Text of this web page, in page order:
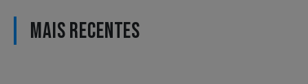
MAIS RECENTES